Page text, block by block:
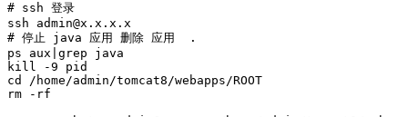
# ssh 登录
ssh admin@x.x.x.x
# 停止 java 应用 删除 应用  .
ps aux|grep java
kill -9 pid
cd /home/admin/tomcat8/webapps/ROOT
rm -rf